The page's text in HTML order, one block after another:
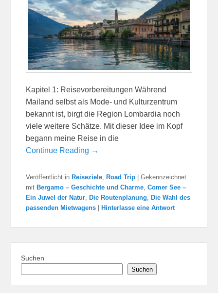
Kapitel 1: Reisevorbereitungen Während
Mailand selbst als Mode- und Kulturzentrum
bekannt ist, birgt die Region Lombardia noch
viele weitere Schätze. Mit dieser Idee im Kopf
begann meine Reise in die
Continue Reading →
Veröffentlicht in Reiseziele, Road Trip |Gekennzeichnet
mit Bergamo – Geschichte und Charme,Comer See –
Ein Juwel der Natur, Die Routenplanung, Die Wahl des
passenden Mietwagens
Hinterlasse eine Antwort
Suchen
Suchen